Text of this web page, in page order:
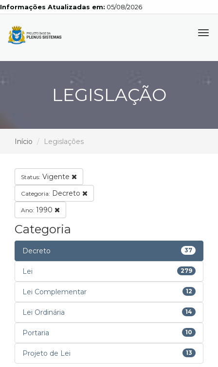
Atualizadas em: 05/08/2026
LEGISLAÇÃO
Início Legislações
Status: Vigente
Categoria: Decreto
Ano: 1990
Categoria
Decreto 37
Lei 279
Lei Complementar 12
Lei Ordinária 14
Portaria 10
Projeto de Lei 13